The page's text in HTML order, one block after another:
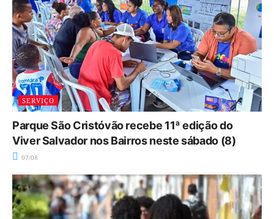
SERVIÇO
Parque São Cristóvão recebe 11ª edição do
Viver Salvador nos Bairros neste sábado (8)
07/08